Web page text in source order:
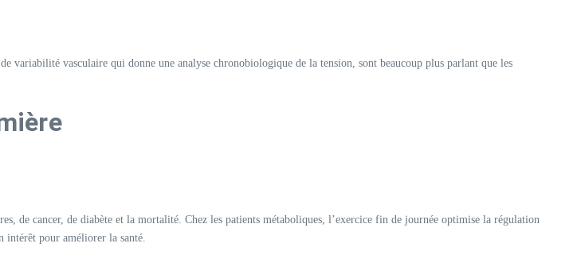
variabilité vasculaire qui donne une analyse chronobiologique de la tension, sont beaucoup plus parlant que les
de cancer, de diabète et la mortalité. Chez les patients métaboliques, l’exercice fin de journée optimise la régulation
pour améliorer la santé.